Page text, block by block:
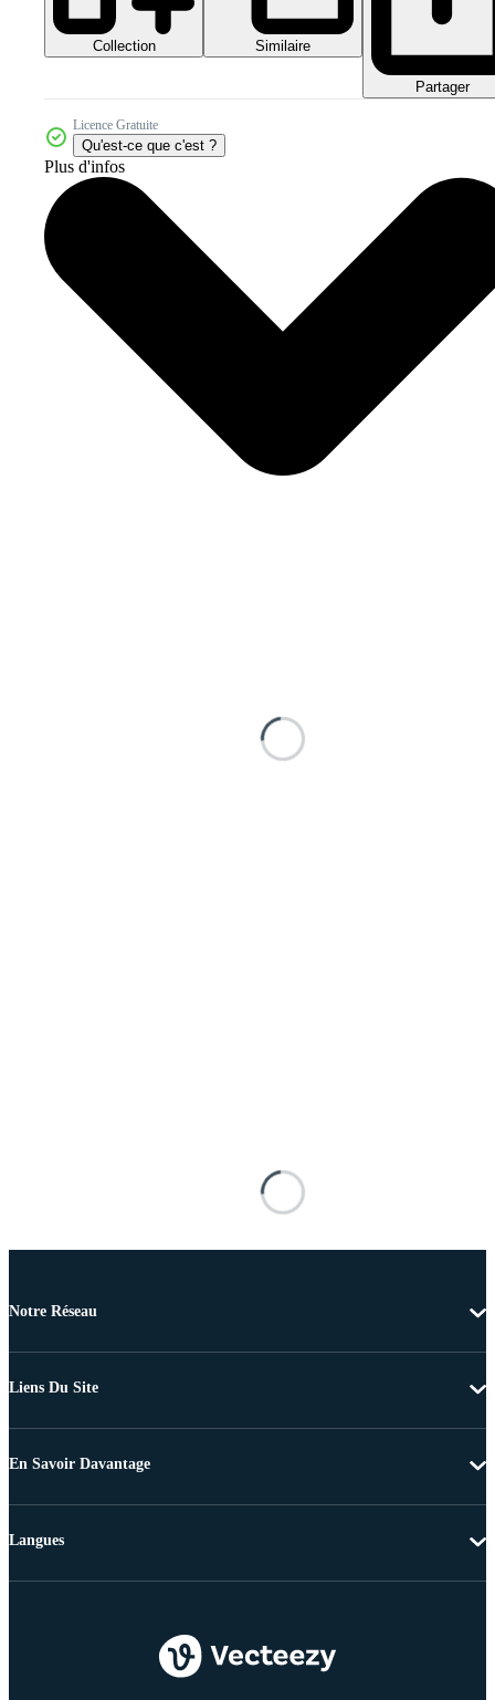
Collection Similaire
Partager
Licence Gratuite
Qu'est-ce que c'est ?
Plus d'infos
Notre Réseau
Liens Du Site
En Savoir Davantage
Langues